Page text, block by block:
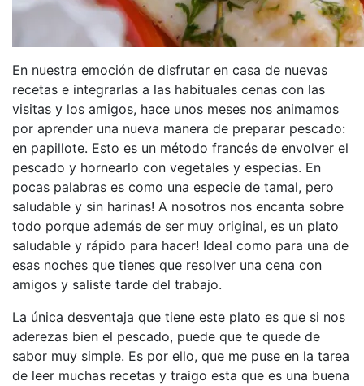
En nuestra emoción de disfrutar en casa de nuevas
recetas e integrarlas a las habituales cenas con las
visitas y los amigos, hace unos meses nos animamos
por aprender una nueva manera de preparar pescado:
en papillote. Esto es un método francés de envolver el
pescado y hornearlo con vegetales y especias. En
pocas palabras es como una especie de tamal, pero
saludable y sin harinas! A nosotros nos encanta sobre
todo porque además de ser muy original, es un plato
saludable y rápido para hacer! Ideal como para una de
esas noches que tienes que resolver una cena con
amigos y saliste tarde del trabajo.
La única desventaja que tiene este plato es que si nos
aderezas bien el pescado, puede que te quede de
sabor muy simple. Es por ello, que me puse en la tarea
de leer muchas recetas y traigo esta que es una buena